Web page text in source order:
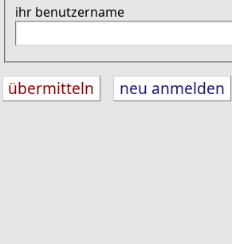
ihr benutzername
neu anmelden